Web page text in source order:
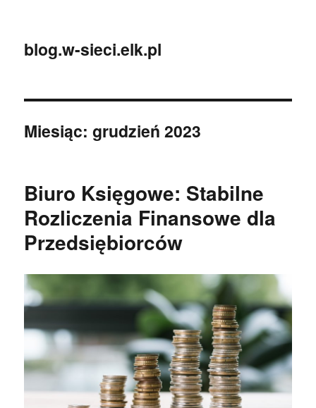
blog.w-sieci.elk.pl
Miesiąc:grudzień 2023
Biuro Księgowe: Stabilne
Rozliczenia Finansowe dla
Przedsiębiorców